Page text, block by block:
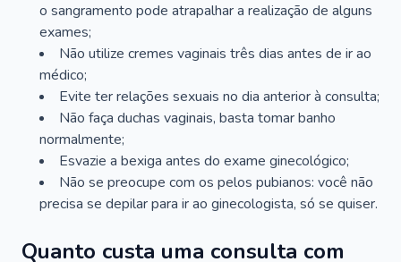
o sangramento pode atrapalhar a realização de alguns
exames;
Não utilize cremes vaginais três dias antes de ir ao
médico;
Evite ter relações sexuais no dia anterior à consulta;
Não faça duchas vaginais, basta tomar banho
normalmente;
Esvazie a bexiga antes do exame ginecológico;
Não se preocupe com os pelos pubianos: você não
precisa se depilar para ir ao ginecologista, só se quiser.
Quanto custa uma consulta com